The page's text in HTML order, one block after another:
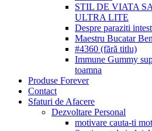
STIL DE VIATA
ULTRA LITE
Despre paraziti
Maestru Bucatar
#4360 (fără titlu)
Immune Gummy
toamna
Produse Forever
Contact
Sfaturi de Afacere
Dezvoltare Personal
motivare cauta-ti